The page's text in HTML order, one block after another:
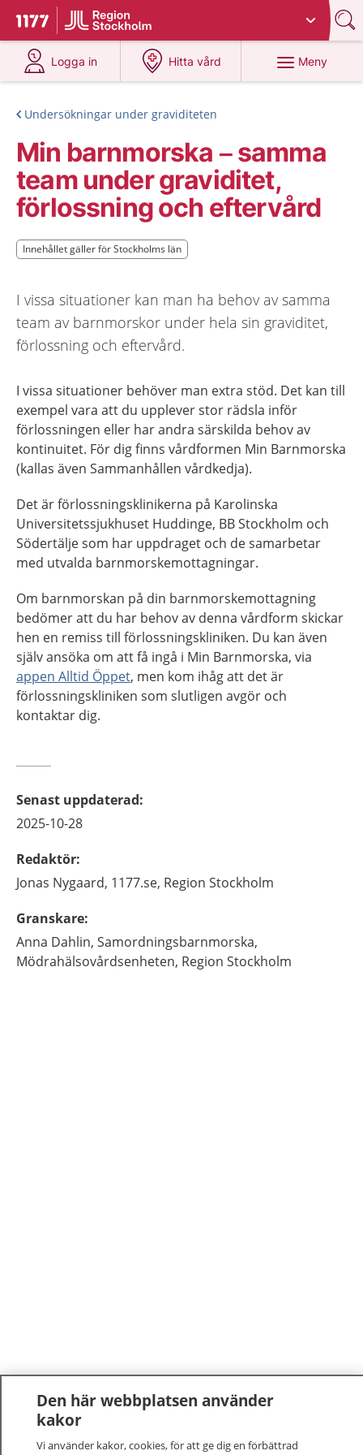
Till startsidan för 1177
Du har valt region
Logga in
på 1177.se
Hitta vård
på 1177.se
Meny
Undersökningar under graviditeten
Min barnmorska – samma
team under graviditet,
förlossning och eftervård
Innehållet gäller för Stockholms län
Innehållet gäller för Stockholms län
I vissa situationer kan man ha behov av samma
team av barnmorskor under hela sin graviditet,
förlossning och eftervård.
I vissa situationer behöver man extra stöd. Det kan till
exempel vara att du upplever stor rädsla inför
förlossningen eller har andra särskilda behov av
kontinuitet. För dig finns vårdformen Min Barnmorska
(kallas även Sammanhållen vårdkedja).
Det är förlossningsklinikerna på Karolinska
Universitetssjukhuset Huddinge, BB Stockholm och
Södertälje som har uppdraget och de samarbetar
med utvalda barnmorskemottagningar.
Om barnmorskan på din barnmorskemottagning
bedömer att du har behov av denna vårdform skickar
hen en remiss till förlossningskliniken. Du kan även
själv ansöka om att få ingå i Min Barnmorska, via
appen Alltid Öppet, men kom ihåg att det är
förlossningskliniken som slutligen avgör och
kontaktar dig.
Senast uppdaterad:
2025-10-28
Redaktör:
Jonas Nygaard, 1177.se, Region Stockholm
Granskare:
Anna Dahlin, Samordningsbarnmorska,
Mödrahälsovårdsenheten, Region Stockholm
Den här webbplatsen använder
kakor
Vi använder kakor, cookies, för att ge dig en förbättrad